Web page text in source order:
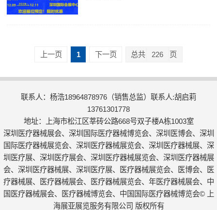
上一页 1 下一页 总共 226 页
联系人：杨浩18964878976（销售总监）联系人:胡启莉
13761301778
地址：上海市松江区莘砖公路668号双子楼A栋1003室
深圳医疗器械展会、深圳国际医疗器械博览会、深圳医博会、深圳
国际医疗器械展览会、深圳医疗器械展览会、深圳医疗器械展、深
圳医疗展、深圳医疗展会、深圳医疗器械展览会、深圳医疗器械展
会、深圳医疗器械展、深圳医疗展、医疗器械展览会、医博会、医
疗器械展、医疗器械展会、医疗器械展览会、年医疗器械展会、中
国医疗器械展会、医疗器械博览会、中国国际医疗器械博览会© 上
海展亚展览服务有限公司 版权所有